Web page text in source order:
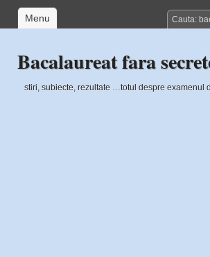
Menu
Bacalaureat fara
stiri, subiecte, rezultate …totul despre examenul